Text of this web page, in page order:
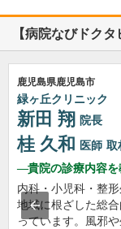
【病院なびドク
鹿児島県鹿児島市
緑ヶ丘クリニック
新田 翔 院長
桂 久和 医師 取
貴院の診療内容を
内科・小児科・整形
地域に根ざした総
っています。風邪